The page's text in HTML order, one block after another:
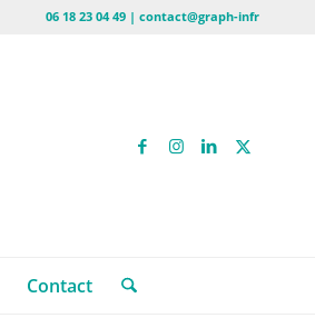
06 18 23 04 49 | contact@graph-infr
Contact